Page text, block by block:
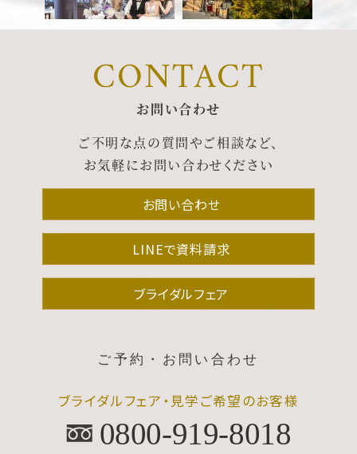
CONTACT
お問い合わせ
ご不明な点の質問やご相談など、
お気軽にお問い合わせください
お問い合わせ
LINEで資料請求
ブライダルフェア
ご予約・お問い合わせ
ブライダルフェア・見学ご希望のお客様
0800-919-8018